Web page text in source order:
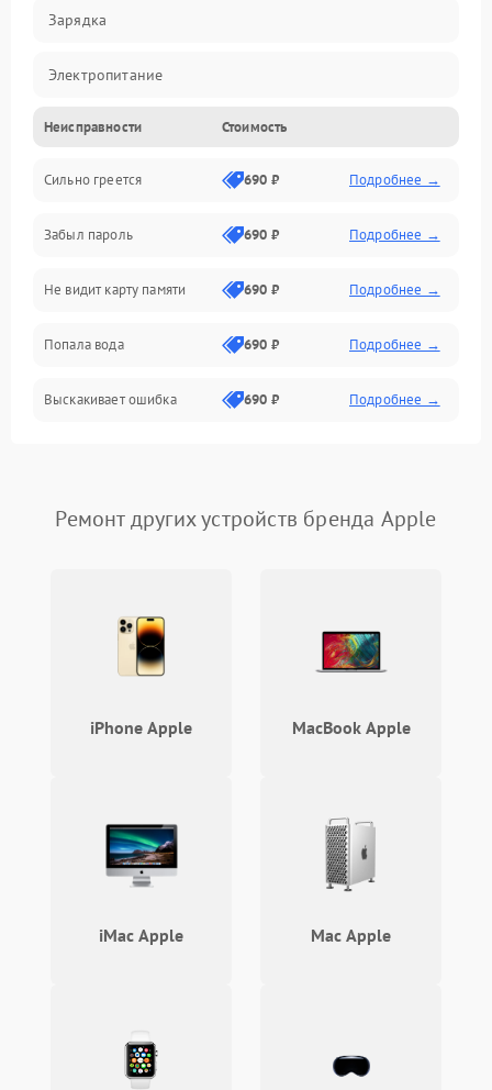
Зарядка
Электропитание
Экран и изображение
Дисплей
Экран (дисплей)
Связь
Разговор (микрофон, динамик)
Перегрев и нестабильная работа
Сеть и интернет
Программные сбои
Память и данные
Режим работы
Кнопки и органы управления
Неисправности Стоимость
Сильно греется 690 ₽ Подробнее →
Забыл пароль 690 ₽ Подробнее →
Не видит карту памяти 690 ₽ Подробнее →
Попала вода 690 ₽ Подробнее →
Выскакивает ошибка 690 ₽ Подробнее →
Ремонт других устройств бренда Apple
iPhone Apple MacBook Apple
iMac Apple Mac Apple